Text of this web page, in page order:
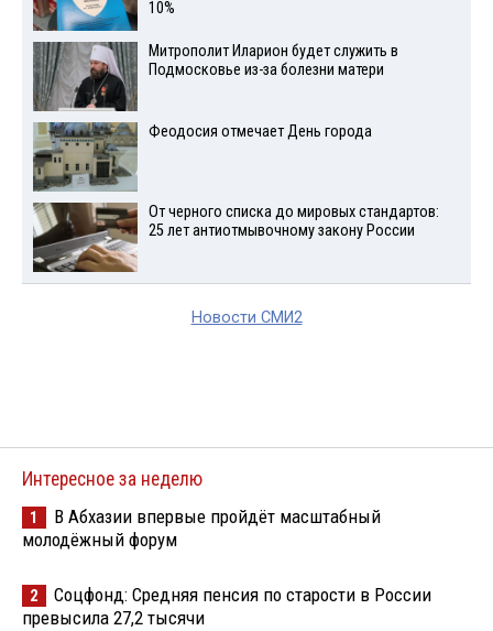
10%
Митрополит Иларион будет служить в
Подмосковье из-за болезни матери
Феодосия отмечает День города
От черного списка до мировых стандартов:
25 лет антиотмывочному закону России
Новости СМИ2
Интересное за неделю
1
В Абхазии впервые пройдёт масштабный
молодёжный форум
2
Соцфонд: Средняя пенсия по старости в России
превысила 27,2 тысячи